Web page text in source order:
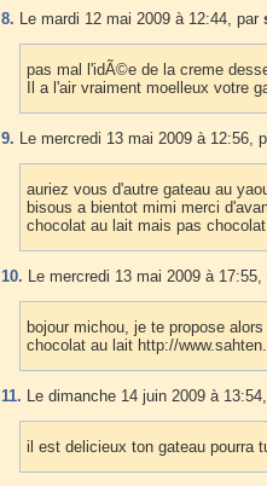
8. Le mardi 12 mai 2009 à 12:44, par
pas mal l'idÃ©e de la creme
Il a l'air vraiment moelleux votre
9. Le mercredi 13 mai 2009 à 12:56,
auriez vous d'autre gateau au
bisous a bientot mimi merci
chocolat au lait mais pas
10. Le mercredi 13 mai 2009 à 17:55,
bojour michou, je te propose
chocolat au lait http://
11. Le dimanche 14 juin 2009 à
il est delicieux ton gateau pourra